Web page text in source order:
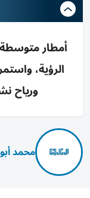
أمطار
ورياح
محمد